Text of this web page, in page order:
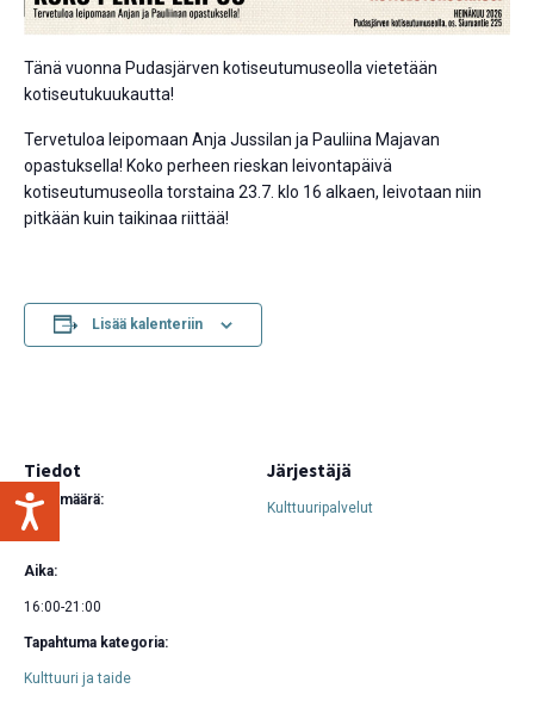
Tänä vuonna Pudasjärven kotiseutumuseolla vietetään
kotiseutukuukautta!
Tervetuloa leipomaan Anja Jussilan ja Pauliina Majavan
opastuksella! Koko perheen rieskan leivontapäivä
kotiseutumuseolla torstaina 23.7. klo 16 alkaen, leivotaan niin
pitkään kuin taikinaa riittää!
Lisää kalenteriin
Tiedot
Päivämäärä:
23.7.
Aika:
16:00-21:00
Tapahtuma kategoria:
Kulttuuri ja taide
Järjestäjä
Kulttuuripalvelut